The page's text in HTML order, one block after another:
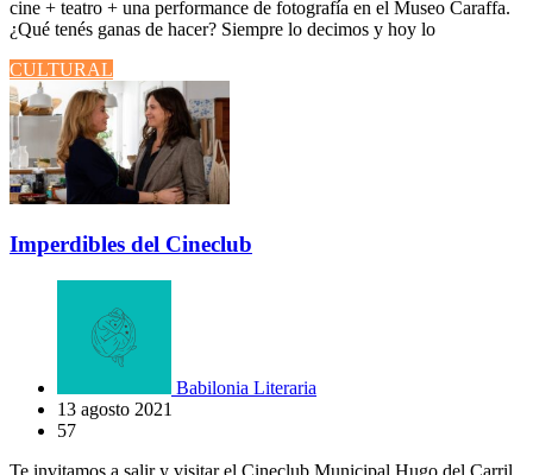
cine + teatro + una performance de fotografía en el Museo Caraffa.
¿Qué tenés ganas de hacer? Siempre lo decimos y hoy lo
CULTURAL
Imperdibles del Cineclub
Babilonia Literaria
13 agosto 2021
57
Te invitamos a salir y visitar el Cineclub Municipal Hugo del Carril